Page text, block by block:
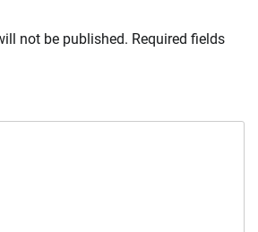
not be published. Required fields